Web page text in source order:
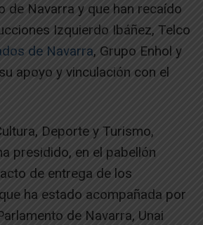
de Navarra y que han recaído
Izquierdo Ibáñez, Telco
de Navarra, Grupo Enhol y
apoyo y vinculación con el
Deporte y Turismo,
presidido, en el pabellón
de entrega de los
ha estado acompañada por
de Navarra, Unai